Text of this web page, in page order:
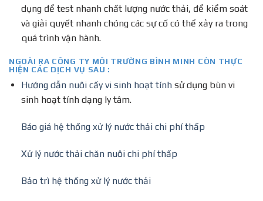
dụng để test nhanh chất lượng nước thải, để kiểm soát
và giải quyết nhanh chóng các sự cố có thể xảy ra trong
quá trình vận hành.
NGOÀI RA CÔNG TY MÔI TRƯỜNG BÌNH MINH CÒN THỰC
HIỆN CÁC DỊCH VỤ SAU :
Hướng dẫn nuôi cấy vi sinh hoạt tínhsử dụng bùn vi
sinh hoạt tính dạng ly tâm.
Báo giá hệ thống xử lý nước thải chi phí thấp
Xử lý nước thải chăn nuôi chi phí thấp
Bảo trì hệ thống xử lý nước thải